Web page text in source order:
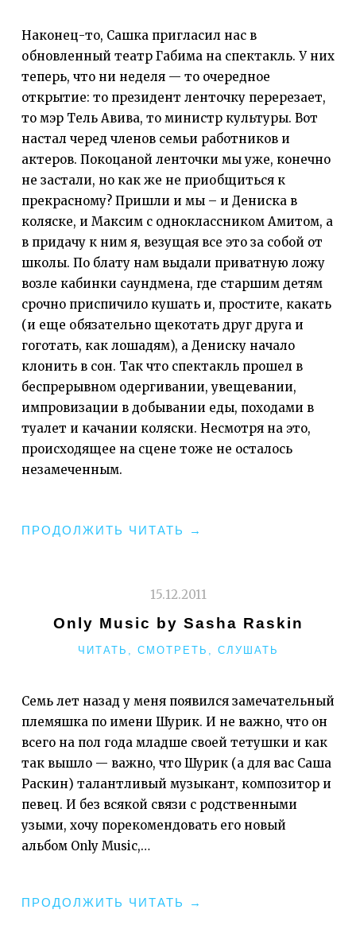
Наконец-то, Сашка пригласил нас в
обновленный театр Габима на спектакль. У них
теперь, что ни неделя — то очередное
открытие: то президент ленточку перерезает,
то мэр Тель Авива, то министр культуры. Вот
настал черед членов семьи работников и
актеров. Покоцаной ленточки мы уже, конечно
не застали, но как же не приобщиться к
прекрасному? Пришли и мы – и Дениска в
коляске, и Максим с одноклассником Амитом, а
в придачу к ним я, везущая все это за собой от
школы. По блату нам выдали приватную ложу
возле кабинки саундмена, где старшим детям
срочно приспичило кушать и, простите, какать
(и еще обязательно щекотать друг друга и
гоготать, как лошадям), а Дениску начало
клонить в сон. Так что спектакль прошел в
беспрерывном одергивании, увещевании,
импровизации в добывании еды, походами в
туалет и качании коляски. Несмотря на это,
происходящее на сцене тоже не осталось
незамеченным.
ПРОДОЛЖИТЬ ЧИТАТЬ
"ТЕАТР
ПОЭТАПНО"
→
15.12.2011
Only Music by Sasha Raskin
РУБРИКИ
ЧИТАТЬ, СМОТРЕТЬ, СЛУШАТЬ
Семь лет назад у меня появился замечательный
племяшка по имени Шурик. И не важно, что он
всего на пол года младше своей тетушки и как
так вышло — важно, что Шурик (а для вас Саша
Раскин) талантливый музыкант, композитор и
певец. И без всякой связи с родственными
узыми, хочу порекомендовать его новый
альбом Only Music,…
ПРОДОЛЖИТЬ ЧИТАТЬ
«ONLY
→